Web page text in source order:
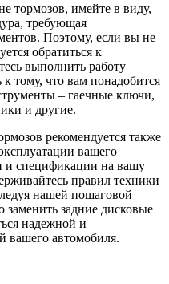
тормозов, имейте в виду,
требующая
Поэтому, если вы не
обратиться к
выполнить работу
к тому, что вам понадобится
– гаечные ключи,
и другие.
рекомендуется также
вашего
и спецификации на вашу
правил техники
нашей пошаговой
задние дисковые
надежной и
вашего автомобиля.